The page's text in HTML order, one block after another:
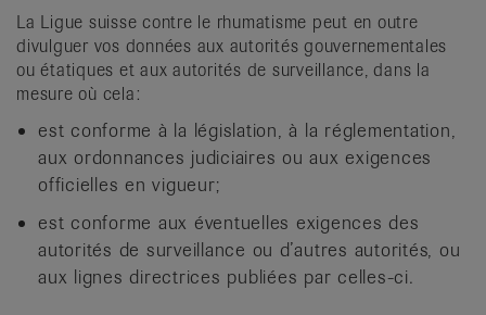
La Ligue suisse contre le rhumatisme peut en outre
divulguer vos données aux autorités gouvernementales
ou étatiques et aux autorités de surveillance, dans la
mesure où cela:
est conforme à la législation, à la réglementation,
aux ordonnances judiciaires ou aux exigences
officielles en vigueur;
est conforme aux éventuelles exigences des
autorités de surveillance ou d’autres autorités, ou
aux lignes directrices publiées par celles-ci.